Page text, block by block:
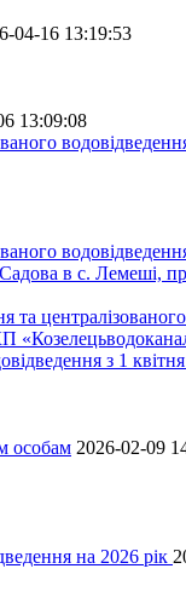
04-16 13:19:53
13:09:08
в с. Лемеші,
з 1
особам 2026-02-09
на 2026 рік